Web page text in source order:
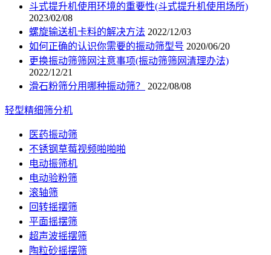
斗式提升机使用环境的重要性(斗式提升机使用场所)
2023/02/08
螺旋输送机卡料的解决方法 2022/12/03
如何正确的认识你需要的振动筛型号 2020/06/20
更换振动筛筛网注意事项(振动筛筛网清理办法)
2022/12/21
滑石粉筛分用哪种振动筛？
2022/08/08
轻型精细筛分机
医药振动筛
不锈钢草莓视频啪啪啪
电动振筛机
电动验粉筛
滚轴筛
回转摇摆筛
平面摇摆筛
超声波摇摆筛
陶粒砂摇摆筛